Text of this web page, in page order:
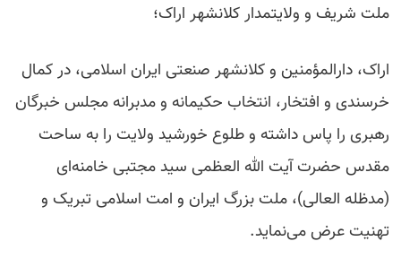
ملت شریف و ولایتمدار کلانشهر اراک؛
اراک، دارالمؤمنین و کلانشهر صنعتی ایران اسلامی، در کمال
خرسندی و افتخار، انتخاب حکیمانه و مدبرانه مجلس خبرگان
رهبری را پاس داشته و طلوع خورشید ولایت را به ساحت
مقدس حضرت آیت الله العظمی سید مجتبی خامنه‌ای
(مدظله العالی)، ملت بزرگ ایران و امت اسلامی تبریک و
تهنیت عرض می‌نماید.